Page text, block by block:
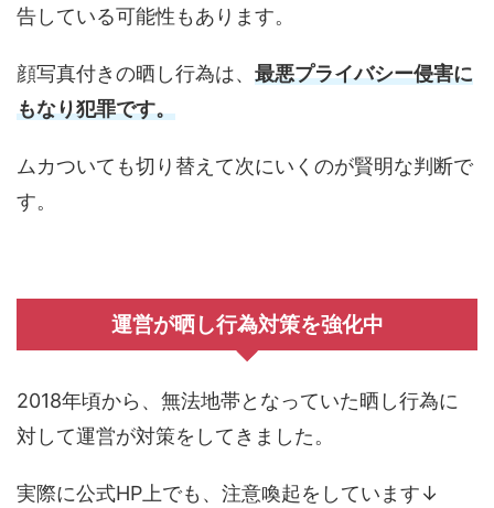
告している可能性もあります。
顔写真付きの晒し行為は、 最悪プライバシー侵害に
もなり犯罪です。
ムカついても切り替えて次にいくのが賢明な判断で
す。
運営が晒し行為対策を強化中
2018年頃から、無法地帯となっていた晒し行為に
対して運営が対策をしてきました。
実際に公式HP上でも、注意喚起をしています↓